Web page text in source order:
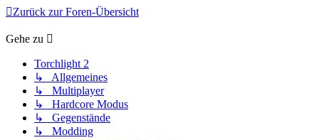
Zurück zur Foren-Übersicht
Gehe zu
Torchlight 2
↳ Allgemeines
↳ Multiplayer
↳ Hardcore Modus
↳ Gegenstände
↳ Modding